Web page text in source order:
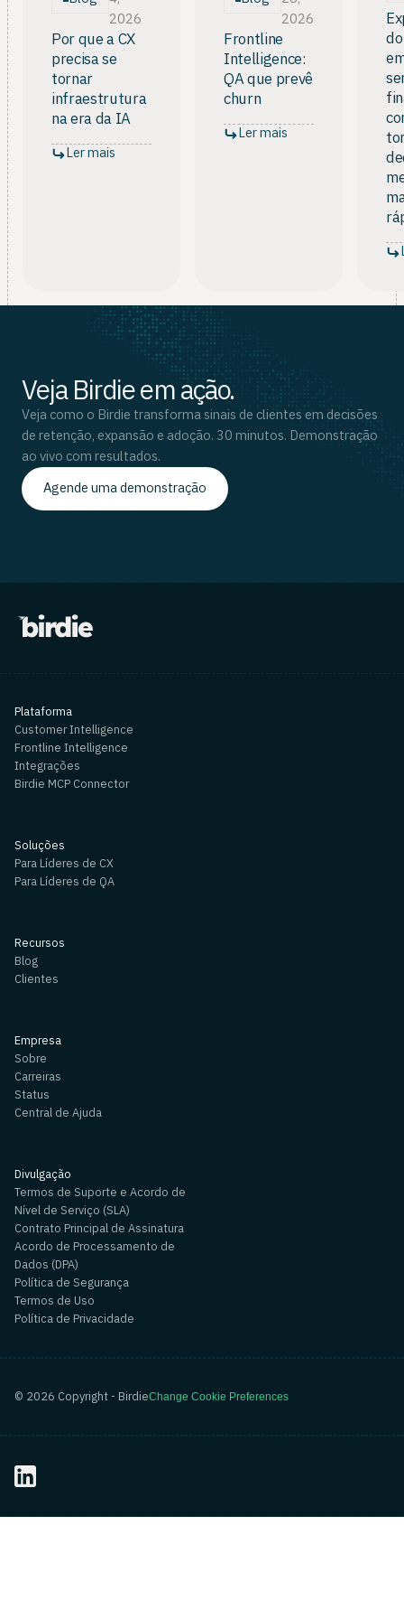
2026
Por que a CX
precisa se
tornar
infraestrutura
na era da IA
Ler mais
2026
Frontline
Intelligence:
QA que prevê
churn
Ler mais
Veja Birdie em ação.
Veja como o Birdie transforma sinais de clientes em decisões
de retenção, expansão e adoção. 30 minutos. Demonstração
ao vivo com resultados.
Agende uma demonstração
Plataforma
Customer Intelligence
Frontline Intelligence
Integrações
Birdie MCP Connector
Soluções
Para Líderes de CX
Para Líderes de QA
Recursos
Blog
Clientes
Empresa
Sobre
Carreiras
Status
Central de Ajuda
Divulgação
Termos de Suporte e Acordo de
Nível de Serviço (SLA)
Contrato Principal de Assinatura
Acordo de Processamento de
Dados (DPA)
Política de Segurança
Termos de Uso
Política de Privacidade
© 2026 Copyright - BirdieChange Cookie Preferences